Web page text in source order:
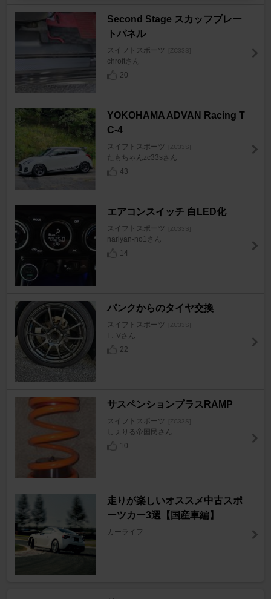
Second Stage スカッフプレー
トパネル
スイフトスポーツ [ZC33S]
chroftさん
20
YOKOHAMA ADVAN Racing T
C-4
スイフトスポーツ [ZC33S]
たもちゃんzc33sさん
43
エアコンスイッチ 白LED化
スイフトスポーツ [ZC33S]
nariyan-no1さん
14
パンクからのタイヤ交換
スイフトスポーツ [ZC33S]
I．Vさん
22
サスペンションプラスRAMP
スイフトスポーツ [ZC33S]
しぇりる帝国民さん
10
走りが楽しいオススメ中古スポ
ーツカー3選【国産車編】
カーライフ